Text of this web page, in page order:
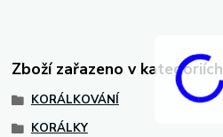
Zboží zařazeno v kategoriích
KORÁLKOVÁNÍ
KORÁLKY